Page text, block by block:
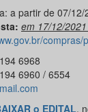
a partir de 07/
em 17/12/
compras/
6968
6960 / 6554
o EDITAL,